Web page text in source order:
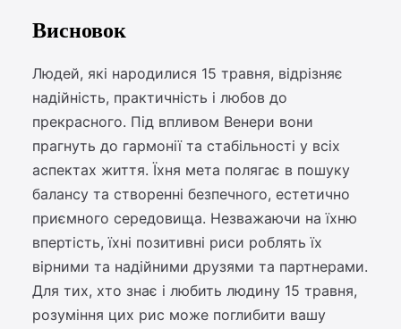
Висновок
Людей, які народилися 15 травня, відрізняє
надійність, практичність і любов до
прекрасного. Під впливом Венери вони
прагнуть до гармонії та стабільності у всіх
аспектах життя. Їхня мета полягає в пошуку
балансу та створенні безпечного, естетично
приємного середовища. Незважаючи на їхню
впертість, їхні позитивні риси роблять їх
вірними та надійними друзями та партнерами.
Для тих, хто знає і любить людину 15 травня,
розуміння цих рис може поглибити вашу